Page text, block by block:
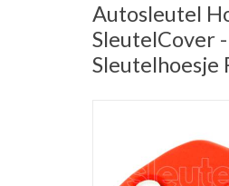
Autosleutel
SleutelCover
Sleutelhoesje